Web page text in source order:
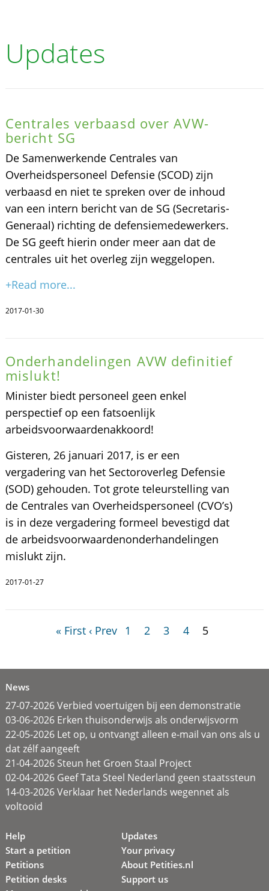
Updates
Centrales verbaasd over AVW-
bericht SG
De Samenwerkende Centrales van
Overheidspersoneel Defensie (SCOD) zijn
verbaasd en niet te spreken over de inhoud
van een intern bericht van de SG (Secretaris-
Generaal) richting de defensiemedewerkers.
De SG geeft hierin onder meer aan dat de
centrales uit het overleg zijn weggelopen.
+Read more...
2017-01-30
Onderhandelingen AVW definitief
mislukt!
Minister biedt personeel geen enkel
perspectief op een fatsoenlijk
arbeidsvoorwaardenakkoord!
Gisteren, 26 januari 2017, is er een
vergadering van het Sectoroverleg Defensie
(SOD) gehouden. Tot grote teleurstelling van
de Centrales van Overheidspersoneel (CVO’s)
is in deze vergadering formeel bevestigd dat
de arbeidsvoorwaardenonderhandelingen
mislukt zijn.
2017-01-27
« First ‹ Prev 1 2 3 4 5
News
27-07-2026 Verbied voertuigen bij een demonstratie
03-06-2026 Erken thuisonderwijs als onderwijsvorm
22-05-2026 Let op, u ontvangt alleen e-mail van ons als u
dat zélf aangeeft
21-04-2026 Steun het Groen Staal Project
02-04-2026 Geef Tata Steel Nederland geen staatssteun
14-03-2026 Verklaar het Nederlands wegennet als
voltooid
Help
Start a petition
Petitions
Petition desks
Updates
Your privacy
About Petities.nl
Support us